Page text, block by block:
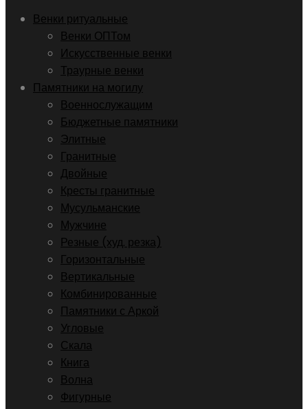
Венки ритуальные
Венки ОПТом
Искусственные венки
Траурные венки
Памятники на могилу
Военнослужащим
Бюджетные памятники
Элитные
Гранитные
Двойные
Кресты гранитные
Мусульманские
Мужчине
Резные (худ. резка)
Горизонтальные
Вертикальные
Комбинированные
Памятники с Аркой
Угловые
Скала
Книга
Волна
Фигурные